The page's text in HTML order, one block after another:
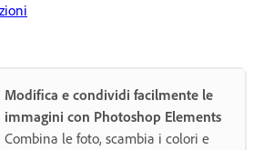
Modifica e condividi facilmente le
immagini con Photoshop Elements
Combina le foto, scambia i colori e